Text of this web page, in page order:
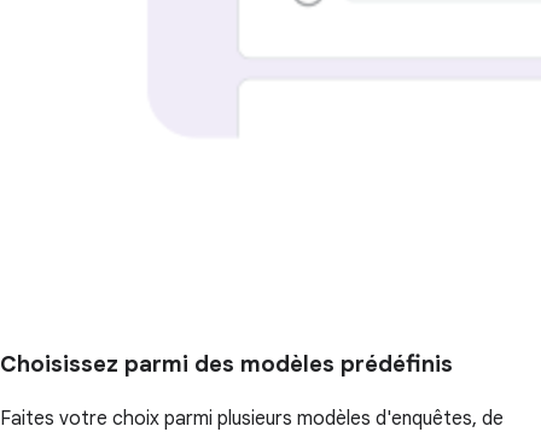
Choisissez parmi des modèles prédéfinis
Faites votre choix parmi plusieurs modèles d'enquêtes, de